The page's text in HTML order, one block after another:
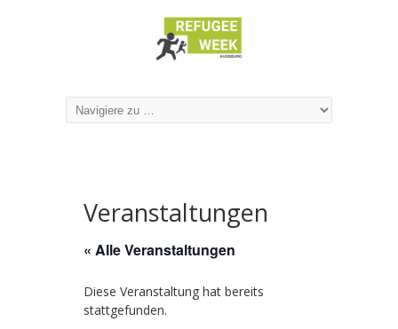
Veranstaltungen
« Alle Veranstaltungen
Diese Veranstaltung hat bereits
stattgefunden.